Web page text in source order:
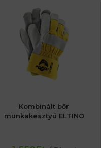
Kombinált bőr
munkakesztyű ELTINO